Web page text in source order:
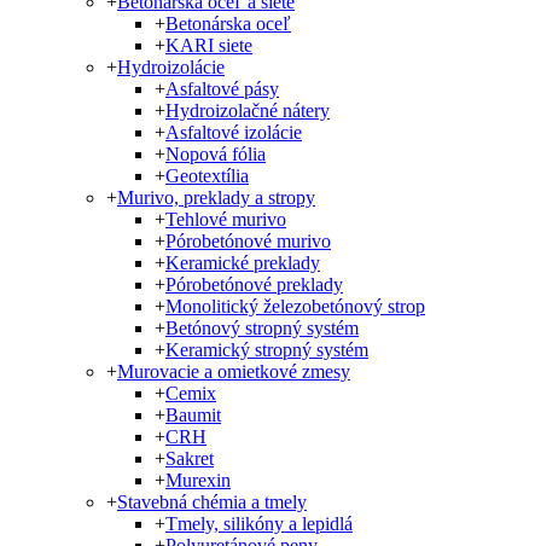
+Betonárska oceľ
+KARI siete
+Hydroizolácie
+Asfaltové pásy
+Hydroizolačné nátery
+Asfaltové izolácie
+Nopová fólia
+Geotextília
+Murivo, preklady a stropy
+Tehlové murivo
+Pórobetónové murivo
+Keramické preklady
+Pórobetónové preklady
+Monolitický železobetónový strop
+Betónový stropný systém
+Keramický stropný systém
+Murovacie a omietkové zmesy
+Cemix
+Baumit
+CRH
+Sakret
+Murexin
+Stavebná chémia a tmely
+Tmely, silikóny a lepidlá